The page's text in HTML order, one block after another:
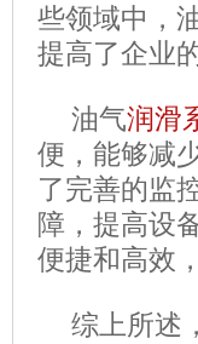
些领域中，
提高了企业
油气润滑
便，能够减
了完善的监
障，提高设
便捷和高效
综上所述